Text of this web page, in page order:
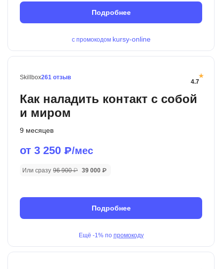
с промокодом kursy-online
Подробнее
Как наладить контакт с собой
и миром
Skillbox
4.7
261 отзыв
от 3 250 ₽/мес
Или сразу 96 900 ₽ 39 000 ₽
Ещё -1%по промокоду
9 месяцев
Подробнее